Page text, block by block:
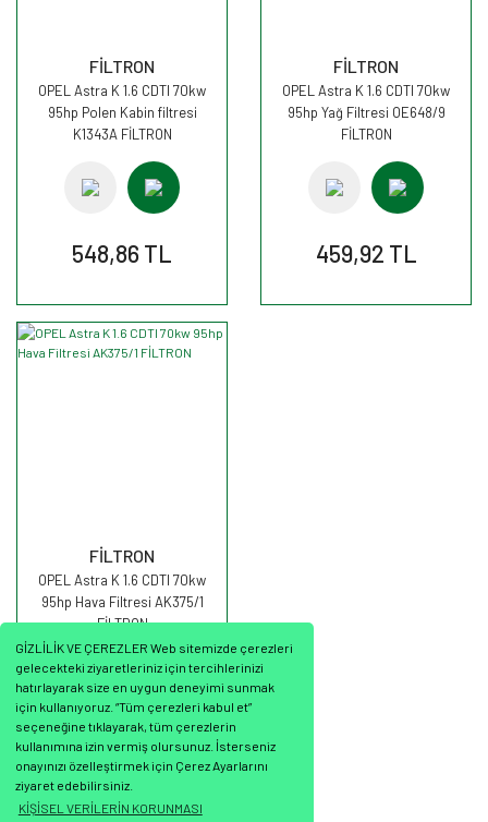
GİZLİLİK VE ÇEREZLER Web sitemizde çerezleri
gelecekteki ziyaretleriniz için tercihlerinizi
hatırlayarak size en uygun deneyimi sunmak
için kullanıyoruz. “Tüm çerezleri kabul et”
seçeneğine tıklayarak, tüm çerezlerin
kullanımına izin vermiş olursunuz. İsterseniz
onayınızı özelleştirmek için Çerez Ayarlarını
ziyaret edebilirsiniz.
KİŞİSEL VERİLERİN KORUNMASI
FİLTRON
OPEL Astra K 1.6 CDTI 70kw
95hp Polen Kabin filtresi
K1343A FİLTRON
548,86 TL
FİLTRON
OPEL Astra K 1.6 CDTI 70kw
95hp Yağ Filtresi OE648/9
FİLTRON
459,92 TL
FİLTRON
OPEL Astra K 1.6 CDTI 70kw
95hp Hava Filtresi AK375/1
FİLTRON
1.297,31 TL